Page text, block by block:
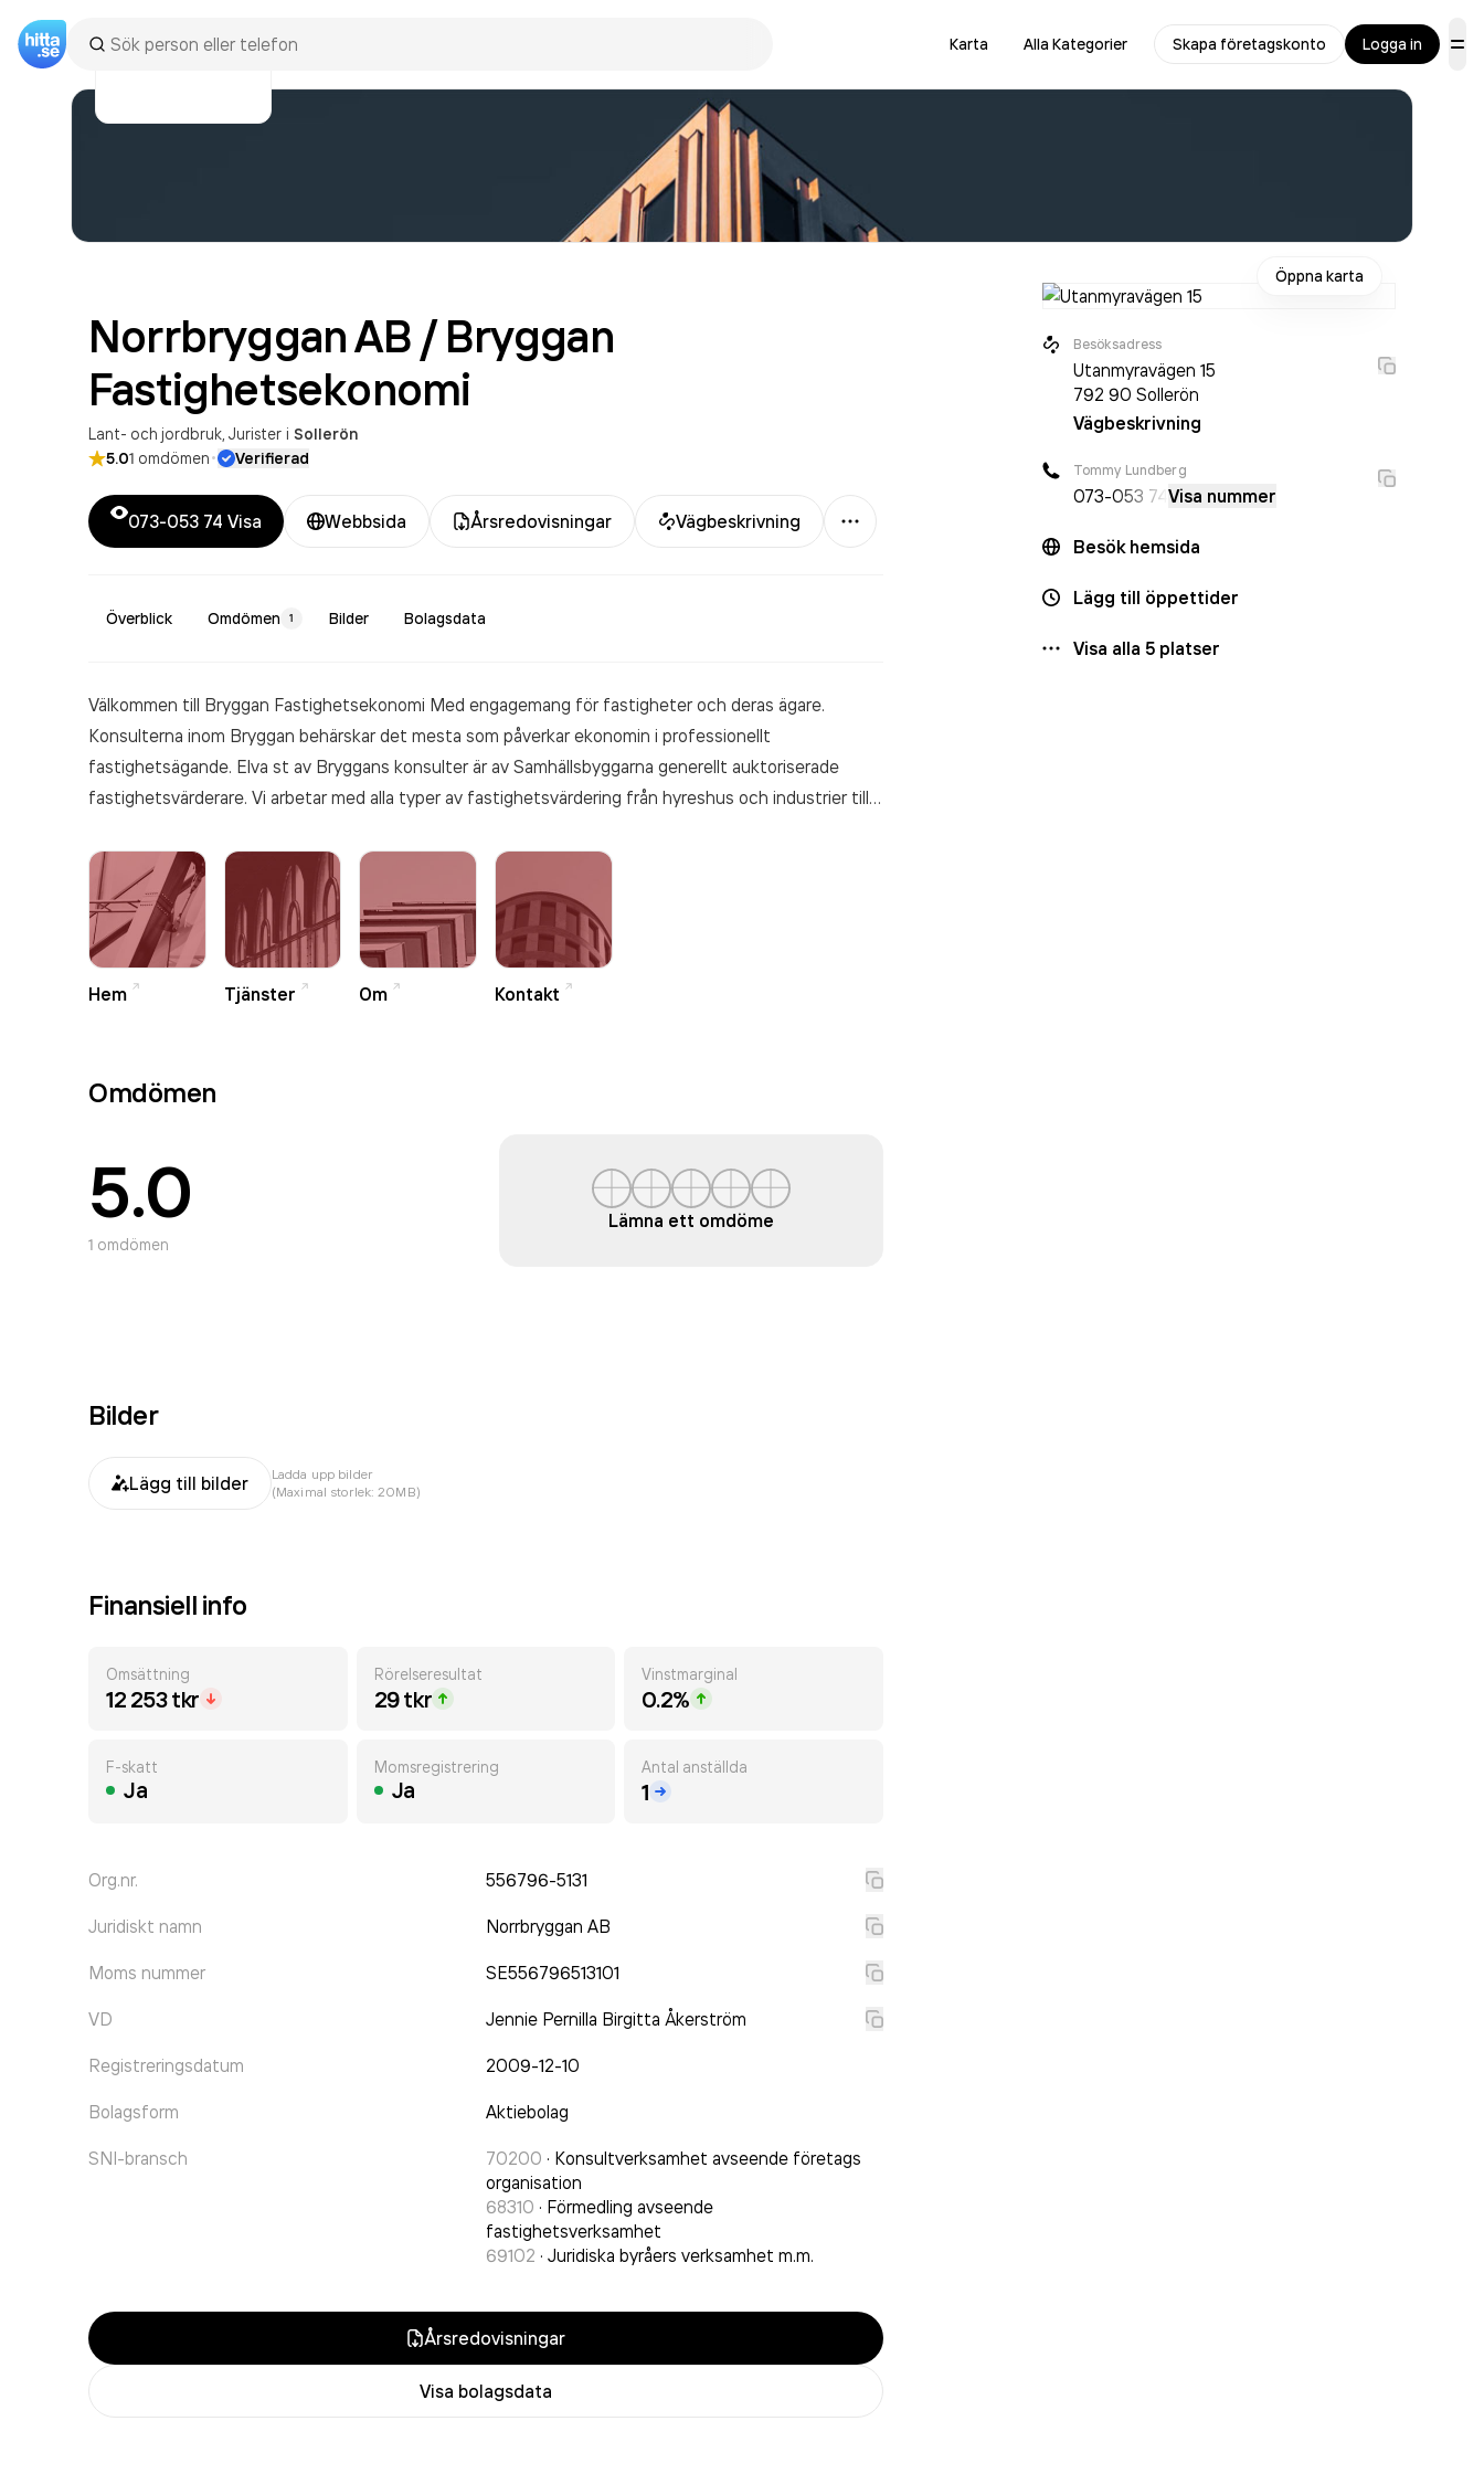
Karta Alla Kategorier Skapa företagskonto Logga in
Norrbryggan AB / Bryggan
Fastighetsekonomi
Lant- och jordbruk Jurister i Sollerön
5.01 omdömen· Verifierad
073-053 74 Visa Webbsida Årsredovisningar Vägbeskrivning
Mer
Överblick Omdömen 1 Bilder Bolagsdata
Välkommen till Bryggan Fastighetsekonomi Med engagemang för fastigheter och deras ägare.
Konsulterna inom Bryggan behärskar det mesta som påverkar ekonomin i professionellt
fastighetsägande. Elva st av Bryggans konsulter är av Samhällsbyggarna generellt auktoriserade
fastighetsvärderare. Vi arbetar med alla typer av fastighetsvärdering från hyreshus och industrier till
Hem Tjänster Om Kontakt
Omdömen
5.0
1 omdömen
Lämna ett omdöme
Bilder
Lägg till bilder
Ladda upp bilder
(Maximal storlek: 20MB)
Finansiell info
Omsättning
12 253 tkr
Rörelseresultat
29 tkr
Vinstmarginal
0.2%
F-skatt
Ja
Momsregistrering
Ja
Antal anställda
1
Org.nr. 556796-5131
Juridiskt namn Norrbryggan AB
Moms nummer SE556796513101
VD Jennie Pernilla Birgitta Åkerström
Registreringsdatum 2009-12-10
Bolagsform Aktiebolag
SNI-bransch 70200 · Konsultverksamhet avseende företags
organisation
68310 · Förmedling avseende
fastighetsverksamhet
69102 · Juridiska byråers verksamhet m.m.
Årsredovisningar
Visa bolagsdata
Öppna karta
Besöksadress
Utanmyravägen 15
792 90 Sollerön
Vägbeskrivning
Tommy Lundberg
073-053 74 Visa nummer
Besök hemsida
Lägg till öppettider
Visa alla 5 platser